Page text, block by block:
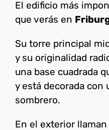
El edificio más
que verás en
Su torre principal
y su originalidad
una base cuadrada
y está decorada con
sombrero.
En el exterior